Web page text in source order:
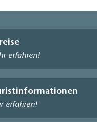
erfahren!
erfahren!